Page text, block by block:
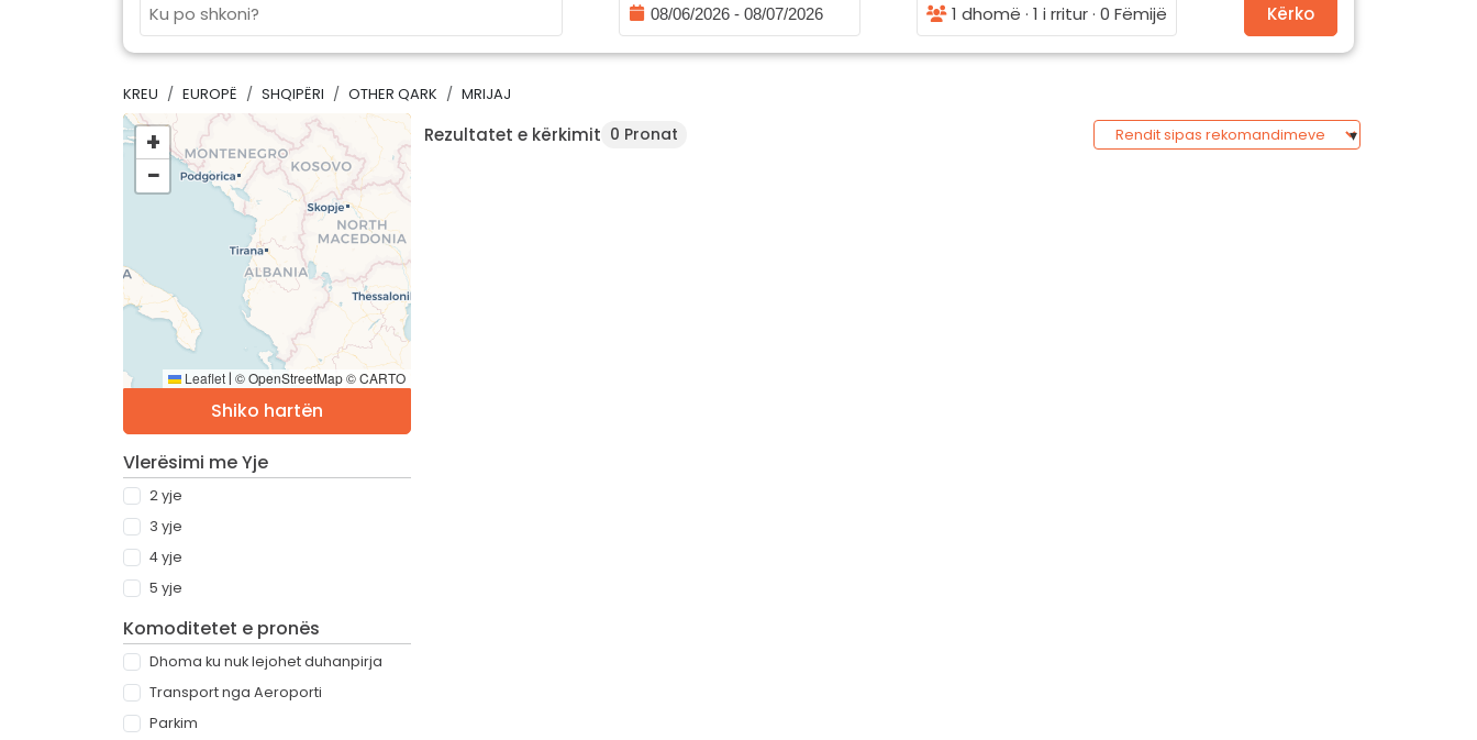
1 dhomë · 1 i rritur · 0 Fëmijë
Kërko
KREU EUROPË SHQIPËRI OTHER QARK MRIJAJ
+
−
Leaflet | © OpenStreetMap © CARTO
Shiko hartën
Vlerësimi me Yje
2 yje
3 yje
4 yje
5 yje
Komoditetet e pronës
Dhoma ku nuk lejohet duhanpirja
Transport nga Aeroporti
Parkim
Rezultatet e kërkimit 0 Pronat